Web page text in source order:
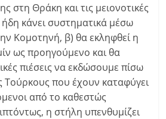
στη Θράκη και τις μειονοτικές
ήδη κάνει συστηματικά μέσω
Κομοτηνή, β) θα εκληφθεί η
ως προηγούμενο και θα
πιέσεις να εκδώσουμε πίσω
Τούρκους που έχουν καταφύγει
από το καθεστώς
η στήλη υπενθυμίζει